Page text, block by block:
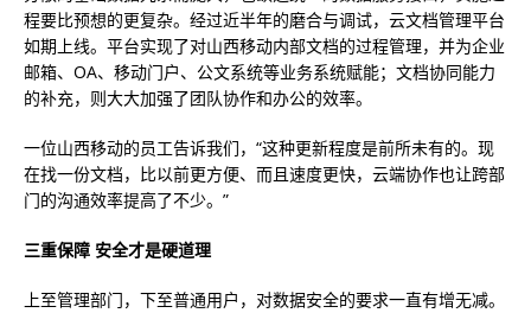
程要比预想的更复杂。经过近半年的磨合与调试，云文档管理平台
如期上线。平台实现了对山西移动内部文档的过程管理，并为企业
邮箱、OA、移动门户、公文系统等业务系统赋能；文档协同能力
的补充，则大大加强了团队协作和办公的效率。
一位山西移动的员工告诉我们，“这种更新程度是前所未有的。现
在找一份文档，比以前更方便、而且速度更快，云端协作也让跨部
门的沟通效率提高了不少。”
三重保障 安全才是硬道理
上至管理部门，下至普通用户，对数据安全的要求一直有增无减。